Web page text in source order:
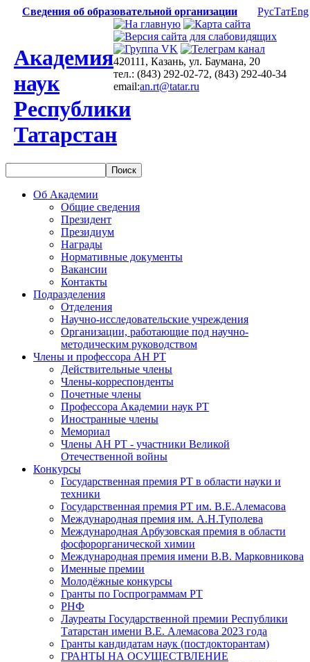
Сведения об образовательной организации РусТатEng
Академия
наук
Республики
Татарстан
420111, Казань, ул. Баумана, 20
тел.: (843) 292-02-72, (843) 292-40-34
email:an.rt@tatar.ru
Об Академии
Общие сведения
Президент
Президиум
Награды
Нормативные документы
Вакансии
Контакты
Подразделения
Отделения
Научно-исследовательские учреждения
Организации, работающие под научно-
методическим руководством
Члены и профессора АН РТ
Действительные члены
Члены-корреспонденты
Почетные члены
Профессора Академии наук РТ
Иностранные члены
Мемориал
Члены АН РТ - участники Великой
Отечественной войны
Конкурсы
Государственная премия РТ в области науки и
техники
Государственная премия РТ им. В.Е.Алемасова
Международная премия им. А.Н.Туполева
Международная Арбузовская премия в области
фосфорорганической химии
Международная премия имени В.В. Марковникова
Именные премии
Молодёжные конкурсы
Гранты по Госпрограммам РТ
РНФ
Лауреаты Государственной премии Республики
Татарстан имени В.Е. Алемасова 2023 года
Гранты кандидатам наук (постдокторантам)
ГРАНТЫ НА ОСУЩЕСТВЛЕНИЕ